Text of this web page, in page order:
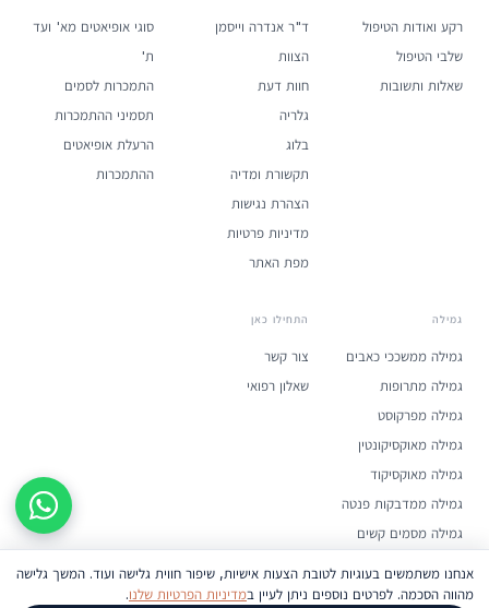
רקע ואודות הטיפול
שלבי הטיפול
שאלות ותשובות
ד"ר אנדרה וייסמן
הצוות
חוות דעת
גלריה
בלוג
תקשורת ומדיה
הצהרת נגישות
מדיניות פרטיות
מפת האתר
סוגי אופיאטים מא' ועד
ת'
התמכרות לסמים
תסמיני ההתמכרות
הרעלת אופיאטים
ההתמכרות
גמילה
גמילה ממשככי כאבים
גמילה מתרופות
גמילה מפרקוסט
גמילה מאוקסיקונטין
גמילה מאוקסיקוד
גמילה ממדבקות פנטה
גמילה מסמים קשים
התחילו כאן
צור קשר
שאלון רפואי
אנחנו משתמשים בעוגיות לטובת הצעות אישיות, שיפור חווית גלישה ועוד. המשך גלישה
מהווה הסכמה. לפרטים נוספים ניתן לעיין במדיניות הפרטיות שלנו.